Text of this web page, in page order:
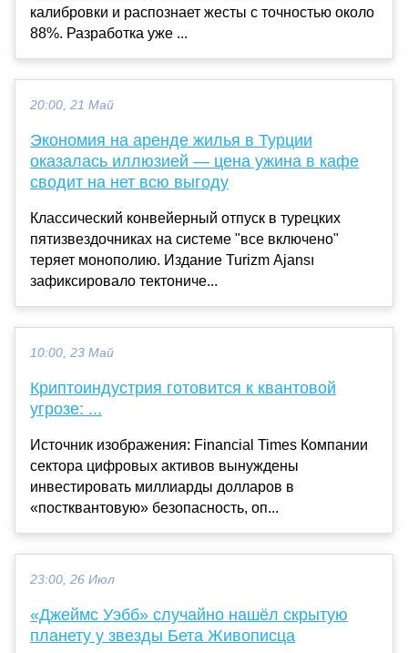
калибровки и распознает жесты с точностью около
88%. Разработка уже ...
20:00, 21 Май
Экономия на аренде жилья в Турции
оказалась иллюзией — цена ужина в кафе
сводит на нет всю выгоду
Классический конвейерный отпуск в турецких
пятизвездочниках на системе "все включено"
теряет монополию. Издание Turizm Ajansı
зафиксировало тектониче...
10:00, 23 Май
Криптоиндустрия готовится к квантовой
угрозе: ...
Источник изображения: Financial Times Компании
сектора цифровых активов вынуждены
инвестировать миллиарды долларов в
«постквантовую» безопасность, оп...
23:00, 26 Июл
«Джеймс Уэбб» случайно нашёл скрытую
планету у звезды Бета Живописца